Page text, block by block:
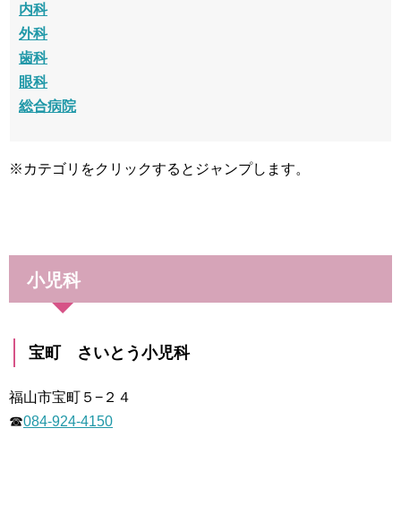
内科
外科
歯科
眼科
総合病院
※カテゴリをクリックするとジャンプします。
小児科
宝町 さいとう小児科
福山市宝町５−２４
☎084-924-4150